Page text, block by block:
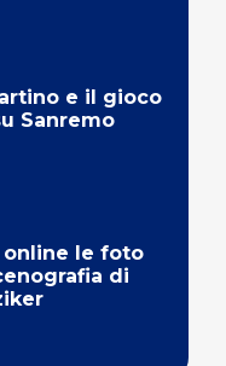
e il gioco
Sanremo
online le foto
di